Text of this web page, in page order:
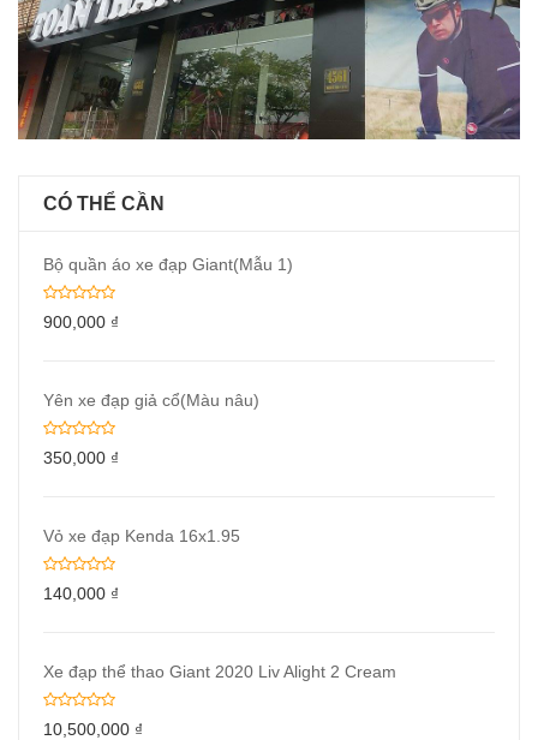
CÓ THỂ CẦN
Bộ quần áo xe đạp Giant(Mẫu 1)
900,000 ₫
Yên xe đạp giả cổ(Màu nâu)
350,000 ₫
Vỏ xe đạp Kenda 16x1.95
140,000 ₫
Xe đạp thể thao Giant 2020 Liv Alight 2 Cream
10,500,000 ₫